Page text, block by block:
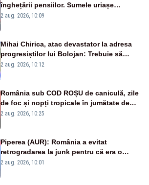
înghețării pensiilor. Sumele uriașe
pierdute de fiecare român
2 aug. 2026, 10:09
Mihai Chirica, atac devastator la adresa
progresiștilor lui Bolojan: Trebuie să
protejăm și natura, dar nu șținem omaneii
2 aug. 2026, 10:12
România sub COD ROȘU de caniculă, zile
de foc și nopți tropicale în jumătate de
țară
2 aug. 2026, 10:25
Piperea (AUR): România a evitat
retrogradarea la junk pentru că era o
catastrofă pentru bănci și fondurile de
2 aug. 2026, 10:01